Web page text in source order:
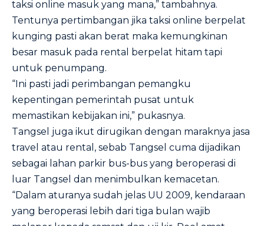
taksi online masuk yang mana,” tambahnya.
Tentunya pertimbangan jika taksi online berpelat
kunging pasti akan berat maka kemungkinan
besar masuk pada rental berpelat hitam tapi
untuk penumpang.
“Ini pasti jadi perimbangan pemangku
kepentingan pemerintah pusat untuk
memastikan kebijakan ini,” pukasnya.
Tangsel juga ikut dirugikan dengan maraknya jasa
travel atau rental, sebab Tangsel cuma dijadikan
sebagai lahan parkir bus-bus yang beroperasi di
luar Tangsel dan menimbulkan kemacetan.
“Dalam aturanya sudah jelas UU 2009, kendaraan
yang beroperasi lebih dari tiga bulan wajib